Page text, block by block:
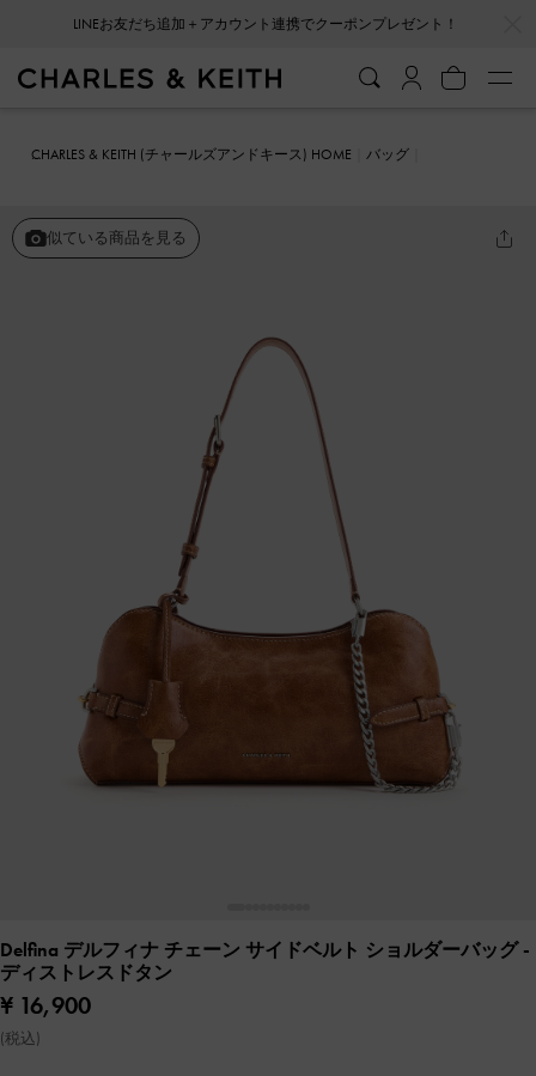
LINEお友だち追加＋アカウント連携でクーポンプレゼント！
CHARLES & KEITH (チャールズアンドキース) HOME
バッグ
似ている商品を見る
Delfina デルフィナ チェーン サイドベルト ショルダーバッグ-
ディストレスドタン
¥ 16,900
(税込)